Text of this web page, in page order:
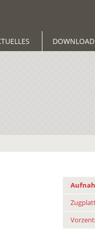
DOWNLOAD